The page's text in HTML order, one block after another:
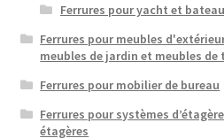
Ferrures pour yacht et bateau
Ferrures pour meubles
meubles de jardin et meubles de
Ferrures pour mobilier de bureau
Ferrures pour systèmes
étagères